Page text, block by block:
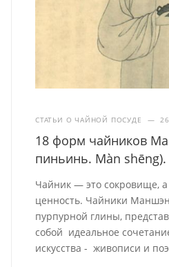
СТАТЬИ О ЧАЙНОЙ ПОСУДЕ —
18 форм чайников
пиньинь. Màn shēng).
Чайник — это сокровище,
ценность. Чайники
пурпурной глины,
собой идеальное
искусства - живописи и